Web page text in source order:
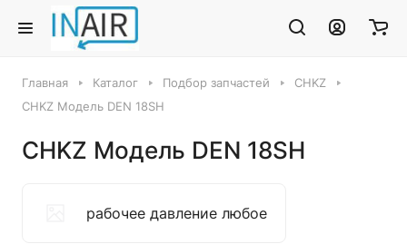
Главная Каталог Подбор запчастей
CHKZ
CHKZ Модель DEN 18SH
CHKZ Модель DEN 18SH
рабочее давление любое